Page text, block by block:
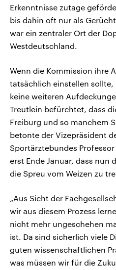
Erkenntnisse zutage
bis dahin oft nur als
war ein zentraler Ort der
Westdeutschland.
Wenn die Kommission ihre
tatsächlich einstellen sollte,
keine weiteren
Treutlein befürchtet, dass
Freiburg und so manchem
betonte der Vizepräsident
Sportärztebundes
erst Ende Januar, dass nun
die Spreu vom Weizen zu
„Aus Sicht der
wir aus diesem Prozess
nicht mehr ungeschehen
ist. Da sind sicherlich viele
guten wissenschaftlichen
was müssen wir für die